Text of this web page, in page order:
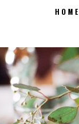
HOME